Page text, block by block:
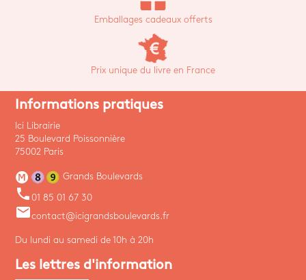
Emballages cadeaux offerts
Prix unique du livre en France
Informations pratiques
Ici Librairie
25 Boulevard Poissonnière
75002 Paris
Grands Boulevards
phone 01 85 01 67 30
emailcontact@icigrandsboulevards.fr
Du lundi au samedi de 10h à 20h
Les lettres d'information